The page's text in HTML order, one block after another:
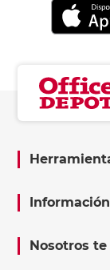
Nosotros